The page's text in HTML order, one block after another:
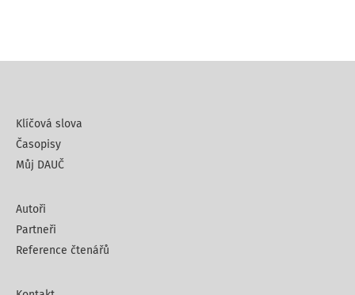
Klíčová slova
Časopisy
Můj DAUČ
Autoři
Partneři
Reference čtenářů